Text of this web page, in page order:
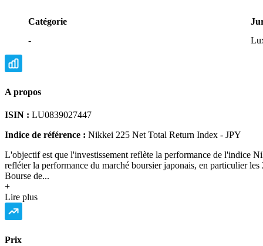
Catégorie
-
A propos
ISIN : LU0839027447
Indice de référence : Nikkei 225 Net Total Return Index - JPY
L'objectif est que l'investissement reflète la performance de l'indice
refléter la performance du marché boursier japonais, en particulier
Bourse de...
+
Lire plus
Prix